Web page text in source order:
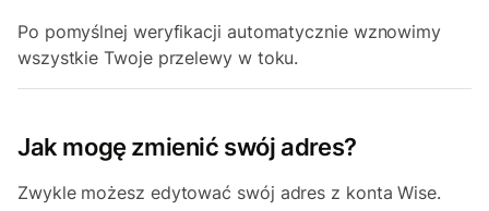
Po pomyślnej weryfikacji automatycznie wznowimy
wszystkie Twoje przelewy w toku.
Jak mogę zmienić swój adres?
Zwykle możesz edytować swój adres z konta Wise.